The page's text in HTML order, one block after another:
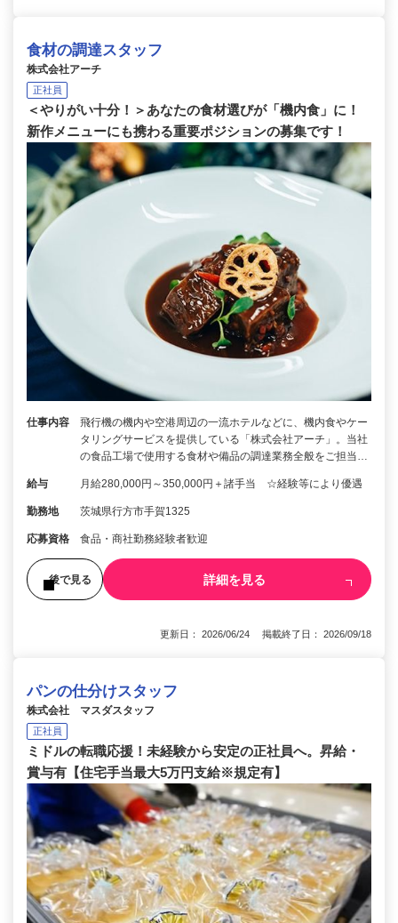
食材の調達スタッフ
株式会社アーチ
正社員
＜やりがい十分！＞あなたの食材選びが「機内食」に！
新作メニューにも携わる重要ポジションの募集です！
仕事内容
飛行機の機内や空港周辺の一流ホテルなどに、機内食やケー
タリングサービスを提供している「株式会社アーチ」。当社
の食品工場で使用する食材や備品の調達業務全般をご担当…
給与 月給280,000円～350,000円＋諸手当 ☆経験等により優遇
勤務地 茨城県行方市手賀1325
応募資格 食品・商社勤務経験者歓迎
後で見る 詳細を見る
更新日： 2026/06/24 掲載終了日： 2026/09/18
パンの仕分けスタッフ
株式会社 マスダスタッフ
正社員
ミドルの転職応援！未経験から安定の正社員へ。昇給・
賞与有【住宅手当最大5万円支給※規定有】